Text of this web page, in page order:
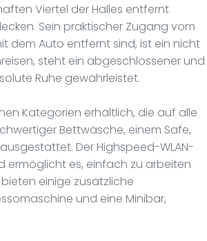
Viertel der Halles entfernt
Sein praktischer Zugang vom
dem Auto entfernt sind, ist ein nicht
steht ein abgeschlossener und
Ruhe gewährleistet.
Kategorien erhältlich, die auf alle
Bettwäsche, einem Safe,
Der Highspeed-WLAN-
ermöglicht es, einfach zu arbeiten
einige zusätzliche
und eine Minibar,